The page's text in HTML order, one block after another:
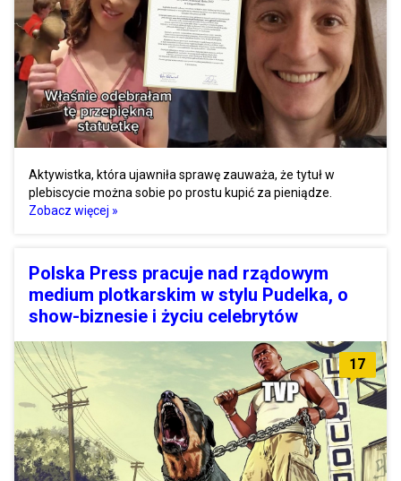
Aktywistka, która ujawniła sprawę zauważa, że tytuł w
plebiscycie można sobie po prostu kupić za pieniądze.
Zobacz więcej »
Polska Press pracuje nad rządowym
medium plotkarskim w stylu Pudelka, o
show-biznesie i życiu celebrytów
17